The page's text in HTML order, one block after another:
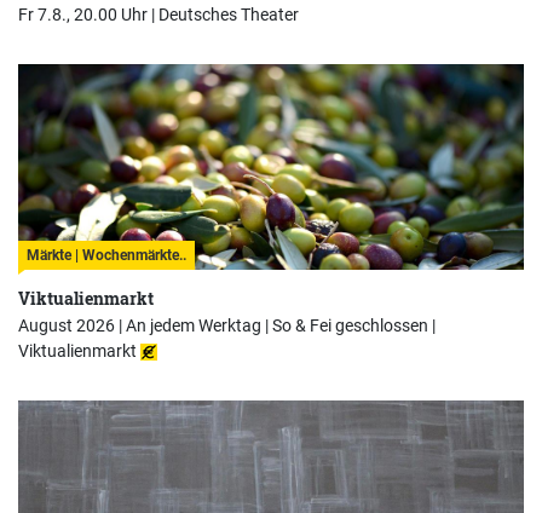
Fr 7.8., 20.00 Uhr | Deutsches Theater
Märkte | Wochenmärkte..
Viktualienmarkt
August 2026 | An jedem Werktag | So & Fei geschlossen |
Viktualienmarkt